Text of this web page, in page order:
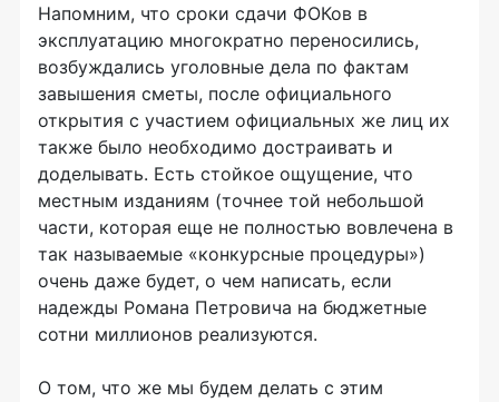
Напомним, что сроки сдачи ФОКов в
эксплуатацию многократно переносились,
возбуждались уголовные дела по фактам
завышения сметы, после официального
открытия с участием официальных же лиц их
также было необходимо достраивать и
доделывать. Есть стойкое ощущение, что
местным изданиям (точнее той небольшой
части, которая еще не полностью вовлечена в
так называемые «конкурсные процедуры»)
очень даже будет, о чем написать, если
надежды Романа Петровича на бюджетные
сотни миллионов реализуются.
О том, что же мы будем делать с этим